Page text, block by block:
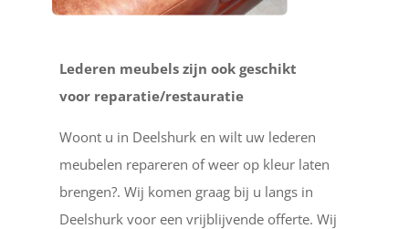
Lederen meubels zijn ook geschikt
voor reparatie/restauratie
Woont u in Deelshurk en wilt uw lederen
meubelen repareren of weer op kleur laten
brengen?. Wij komen graag bij u langs in
Deelshurk voor een vrijblijvende offerte. Wij